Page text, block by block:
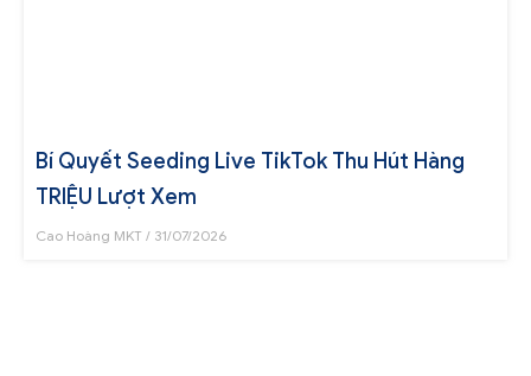
Bí Quyết Seeding Live TikTok Thu Hút Hàng
TRIỆU Lượt Xem
Cao Hoàng MKT 31/07/2026